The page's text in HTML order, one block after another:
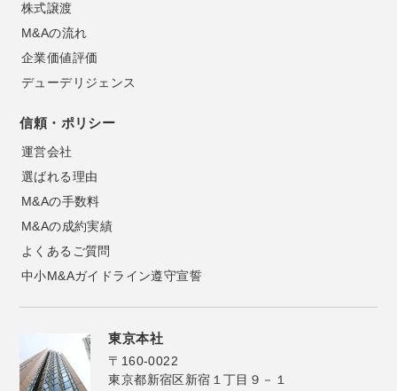
株式譲渡
M&Aの流れ
企業価値評価
デューデリジェンス
信頼・ポリシー
運営会社
選ばれる理由
M&Aの手数料
M&Aの成約実績
よくあるご質問
中小M&Aガイドライン遵守宣誓
東京本社
〒160-0022
東京都新宿区新宿１丁目９－１